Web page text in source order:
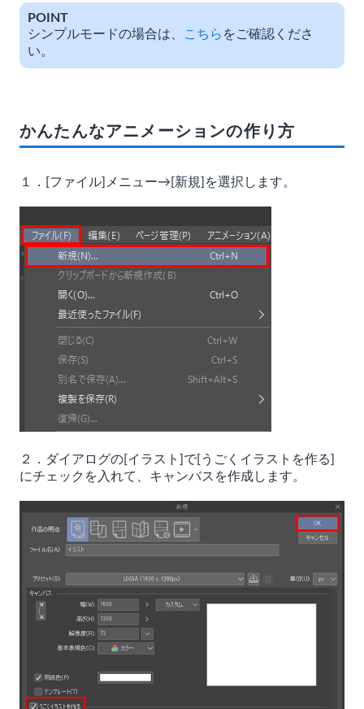
POINT
シンプルモードの場合は、
こちら をご確認くださ
い。
かんたんなアニメーションの作り方
１．[ファイル]メニュー→[新規]を選択します。
２．ダイアログの[イラスト]で[うごくイラストを作る]
にチェックを入れて、キャンバスを作成します。